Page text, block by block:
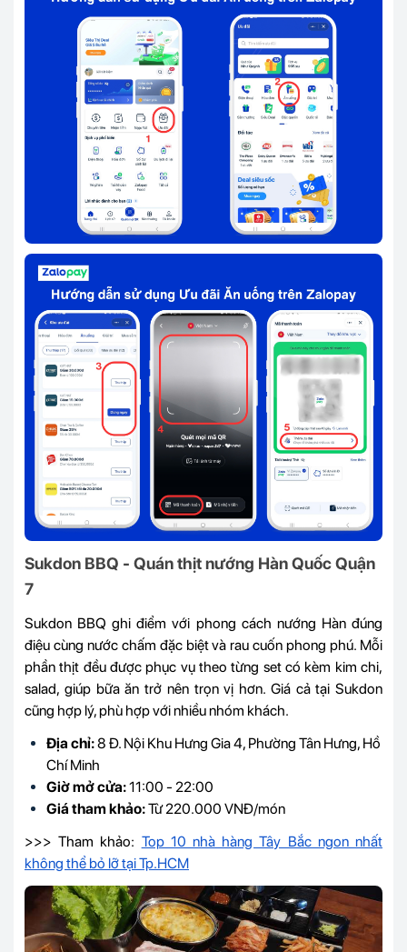
Sukdon BBQ - Quán thịt nướng Hàn Quốc Quận
7
Sukdon BBQ ghi điểm với phong cách nướng Hàn đúng
điệu cùng nước chấm đặc biệt và rau cuốn phong phú. Mỗi
phần thịt đều được phục vụ theo từng set có kèm kim chi,
salad, giúp bữa ăn trở nên trọn vị hơn. Giá cả tại Sukdon
cũng hợp lý, phù hợp với nhiều nhóm khách.
Địa chỉ:8 Đ. Nội Khu Hưng Gia 4, Phường Tân Hưng, Hồ
Chí Minh
Giờ mở cửa:11:00 - 22:00
Giá tham khảo:Từ 220.000 VNĐ/món
>>> Tham khảo: Top 10 nhà hàng Tây Bắc ngon nhất
không thể bỏ lỡ tại Tp.HCM